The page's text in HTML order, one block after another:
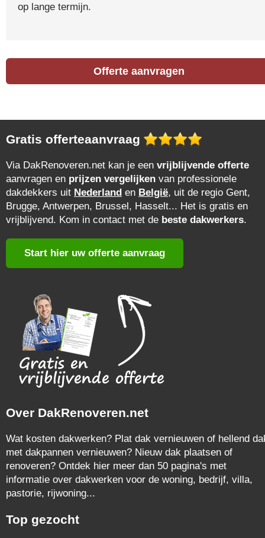
op lange termijn.
Offerte aanvragen
Gratis offerteaanvraag
Via DakRenoveren.net kan je een vrijblijvende offerte
aanvragen en prijzen vergelijken van professionele
dakdekkers uit Nederland en België, uit de regio Gent,
Brugge, Antwerpen, Brussel, Hasselt... Het is gratis en
vrijblijvend. Kom in contact met de beste dakwerkers.
Start hier uw offerte aanvraag
Over DakRenoveren.net
Wat kosten dakwerken? Plat dak vernieuwen of hellend
met dakpannen vernieuwen? Nieuw dak plaatsen of
renoveren? Ontdek hier meer dan 50 pagina's met
informatie over dakwerken voor de woning, bedrijf, villa,
pastorie, rijwoning...
Top gezocht